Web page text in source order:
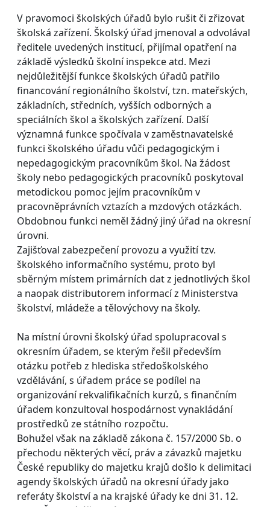
V pravomoci školských úřadů bylo rušit či zřizovat
školská zařízení. Školský úřad jmenoval a odvolával
ředitele uvedených institucí, přijímal opatření na
základě výsledků školní inspekce atd. Mezi
nejdůležitější funkce školských úřadů patřilo
financování regionálního školství, tzn. mateřských,
základních, středních, vyšších odborných a
speciálních škol a školských zařízení. Další
významná funkce spočívala v zaměstnavatelské
funkci školského úřadu vůči pedagogickým i
nepedagogickým pracovníkům škol. Na žádost
školy nebo pedagogických pracovníků poskytoval
metodickou pomoc jejím pracovníkům v
pracovněprávních vztazích a mzdových otázkách.
Obdobnou funkci neměl žádný jiný úřad na okresní
úrovni.
Zajišťoval zabezpečení provozu a využití tzv.
školského informačního systému, proto byl
sběrným místem primárních dat z jednotlivých škol
a naopak distributorem informací z Ministerstva
školství, mládeže a tělovýchovy na školy.
Na místní úrovni školský úřad spolupracoval s
okresním úřadem, se kterým řešil především
otázku potřeb z hlediska středoškolského
vzdělávání, s úřadem práce se podílel na
organizování rekvalifikačních kurzů, s finančním
úřadem konzultoval hospodárnost vynakládání
prostředků ze státního rozpočtu.
Bohužel však na základě zákona č. 157/2000 Sb. o
přechodu některých věcí, práv a závazků majetku
České republiky do majetku krajů došlo k delimitaci
agendy školských úřadů na okresní úřady jako
referáty školství a na krajské úřady ke dni 31. 12.